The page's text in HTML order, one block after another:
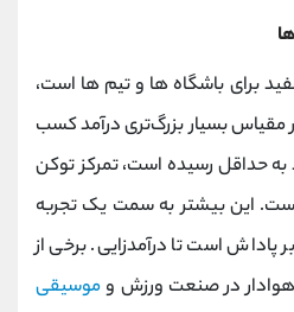
برای باشگاه ‌ها و تیم‌ ها است،
مقیاس بسیار بزرگ‌تری درآمد کسب
به حداقل رسیده است، تمرکز توکن
این بیشتر به سمت یک تجربه
پاداش است تا درآمدزایی. برخی از
در صنعت ورزش وموسیقی